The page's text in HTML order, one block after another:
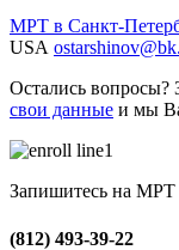
МРТ в Санкт-
USA
Остались вопросы?
свои данные и мы
Запишитесь на МРТ
(812) 493-39-22